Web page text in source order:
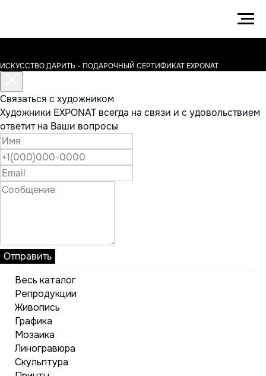
ИСКУССТВО ДАРИТЬ - ПОДАРОЧНЫЙ СЕРТИФИКАТ EXPONAT
Связаться с художником
Художники EXPONAT всегда на связи и с удовольствием
ответит на Ваши вопросы
Отправить
Весь каталог
Репродукции
Живопись
Графика
Мозаика
Линогравюра
Скульптура